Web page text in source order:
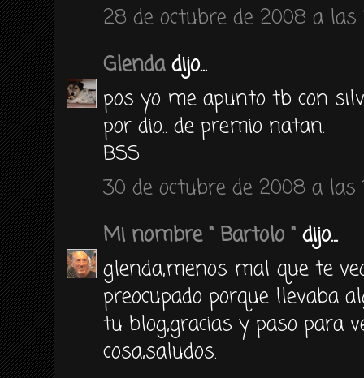
28 de octubre de 2008 a las
Glendadijo...
pos yo me apunto tb con
por dio.. de premio natan.
BSS
30 de octubre de 2008 a las
Mi nombre " Bartolo " dijo...
glenda,menos mal que te
preocupado porque llevaba
tu blog,gracias y paso para
cosa,saludos.